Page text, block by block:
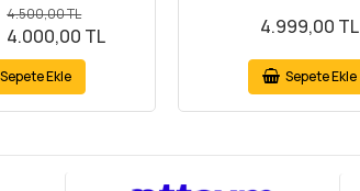
4.500,00 TL
4.000,00 TL
Sepete Ekle
4.999,00 TL
Sepete Ekle